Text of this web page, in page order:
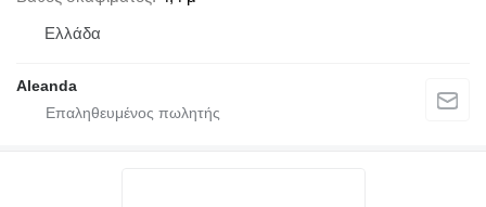
Ελλάδα
Aleanda